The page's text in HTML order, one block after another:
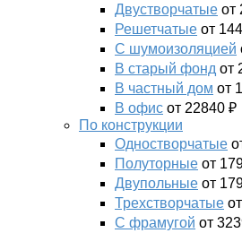
Двустворчатые от
Решетчатые от
С шумоизоляцией
В старый фонд от
В частный дом от
В офис от 22840 ₽
По конструкции
Одностворчатые
Полуторные от
Двупольные от
Трехстворчатые
С фрамугой от